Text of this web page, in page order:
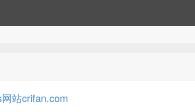
网站crifan.com